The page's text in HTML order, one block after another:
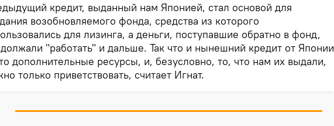
кредит, выданный нам Японией, стал основой для
возобновляемого фонда, средства из которого
для лизинга, а деньги, поступавшие обратно в фонд,
"работать" и дальше. Так что и нынешний кредит от Японии
дополнительные ресурсы, и, безусловно, то, что нам их выдали,
только приветствовать, считает Игнат.